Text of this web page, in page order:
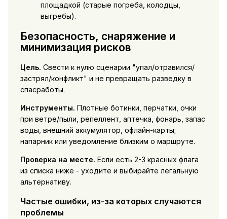
площадкой (старые погреба, колодцы,
выгребы).
Безопасность, снаряжение и
минимизация рисков
Цель. Свести к нулю сценарии "упал/отравился/
застрял/конфликт" и не превращать разведку в
спасработы.
Инструменты. Плотные ботинки, перчатки, очки
при ветре/пыли, репеллент, аптечка, фонарь, запас
воды, внешний аккумулятор, офлайн-карты;
напарник или уведомление близким о маршруте.
Проверка на месте. Если есть 2-3 красных флага
из списка ниже - уходите и выбирайте легальную
альтернативу.
Частые ошибки, из-за которых случаются
проблемы